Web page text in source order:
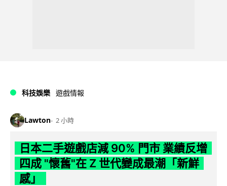
科技娛樂 遊戲情報
Lawton 2 小時
日本二手遊戲店減 90% 門市 業績反增
四成 "懷舊"在 Z 世代變成最潮「新鮮
感」